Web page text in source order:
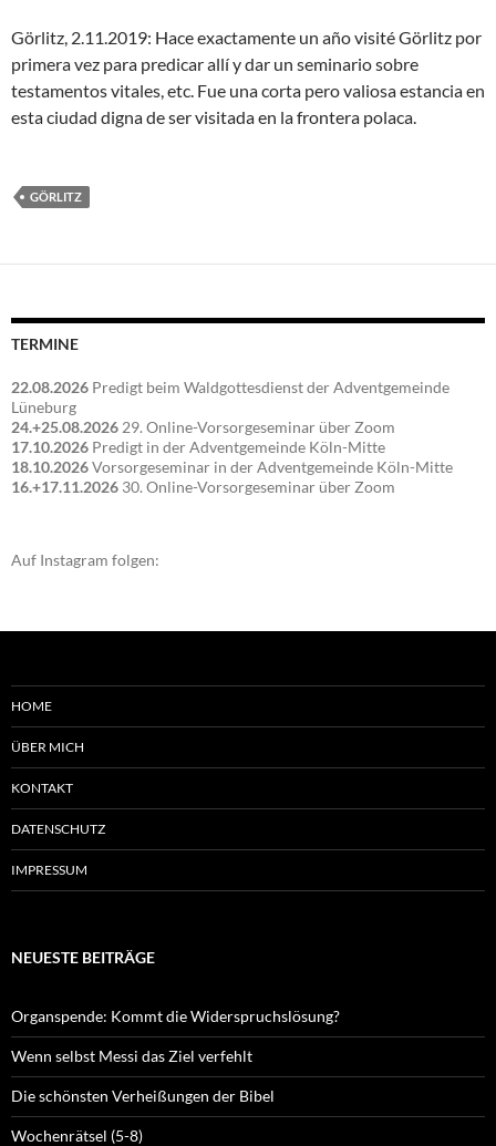
Görlitz, 2.11.2019: Hace exactamente un año visité Görlitz por
primera vez para predicar allí y dar un seminario sobre
testamentos vitales, etc. Fue una corta pero valiosa estancia en
esta ciudad digna de ser visitada en la frontera polaca.
GÖRLITZ
TERMINE
22.08.2026 Predigt beim Waldgottesdienst der Adventgemeinde
Lüneburg
24.+25.08.2026 29. Online-Vorsorgeseminar über Zoom
17.10.2026 Predigt in der Adventgemeinde Köln-Mitte
18.10.2026Vorsorgeseminar in der Adventgemeinde Köln-Mitte
16.+17.11.2026 30. Online-Vorsorgeseminar über Zoom
Auf Instagram folgen:
HOME
ÜBER MICH
KONTAKT
DATENSCHUTZ
IMPRESSUM
NEUESTE BEITRÄGE
Organspende: Kommt die Widerspruchslösung?
Wenn selbst Messi das Ziel verfehlt
Die schönsten Verheißungen der Bibel
Wochenrätsel (5-8)